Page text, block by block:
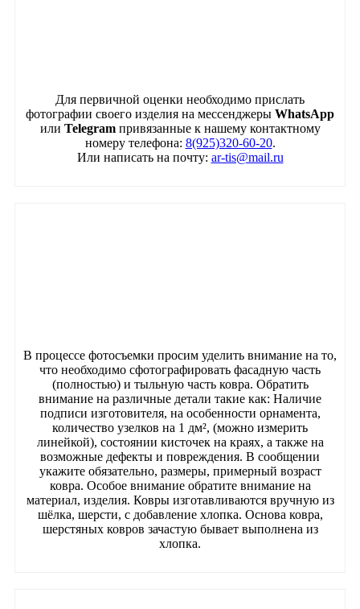
Для первичной оценки необходимо прислать
фотографии своего изделия на мессенджеры WhatsApp
или Telegramпривязанные к нашему контактному
номеру телефона: 8(925)320-60-20.
Или написать на почту: ar-tis@mail.ru
В процессе фотосъемки просим уделить внимание на то,
что необходимо сфотографировать фасадную часть
(полностью) и тыльную часть ковра. Обратить
внимание на различные детали такие как: Наличие
подписи изготовителя, на особенности орнамента,
количество узелков на 1 дм², (можно измерить
линейкой), состоянии кисточек на краях, а также на
возможные дефекты и повреждения. В сообщении
укажите обязательно, размеры, примерный возраст
ковра. Особое внимание обратите внимание на
материал, изделия. Ковры изготавливаются вручную из
шёлка, шерсти, с добавление хлопка. Основа ковра,
шерстяных ковров зачастую бывает выполнена из
хлопка.